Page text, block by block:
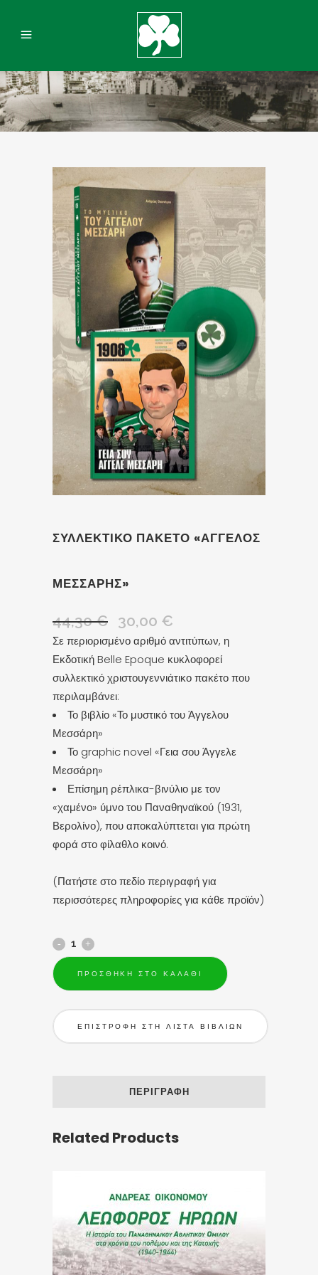
ΣΥΛΛΕΚΤΙΚΟ ΠΑΚΕΤΟ «ΑΓΓΕΛΟΣ
ΜΕΣΣΑΡΗΣ»
44,30€ 30,00 €
Σε περιορισμένο αριθμό αντιτύπων, η
Εκδοτική Belle Epoque κυκλοφορεί
συλλεκτικό χριστουγεννιάτικο πακέτο που
περιλαμβάνει:
Το βιβλίο «Το μυστικό του Άγγελου
Μεσσάρη»
Το graphic novel «Γεια σου Άγγελε
Μεσσάρη»
Επίσημη ρέπλικα-βινύλιο με τον
«χαμένο» ύμνο του Παναθηναϊκού (1931,
Βερολίνο), που αποκαλύπτεται για πρώτη
φορά στο φίλαθλο κοινό.
(Πατήστε στο πεδίο περιγραφή για
περισσότερες πληροφορίες για κάθε προϊόν)
ΠΡΟΣΘΉΚΗ ΣΤΟ ΚΑΛΆΘΙ
ΕΠΙΣΤΡΟΦΗ ΣΤΗ ΛΙΣΤΑ ΒΙΒΛΙΩΝ
ΠΕΡΙΓΡΑΦΉ
Related Products